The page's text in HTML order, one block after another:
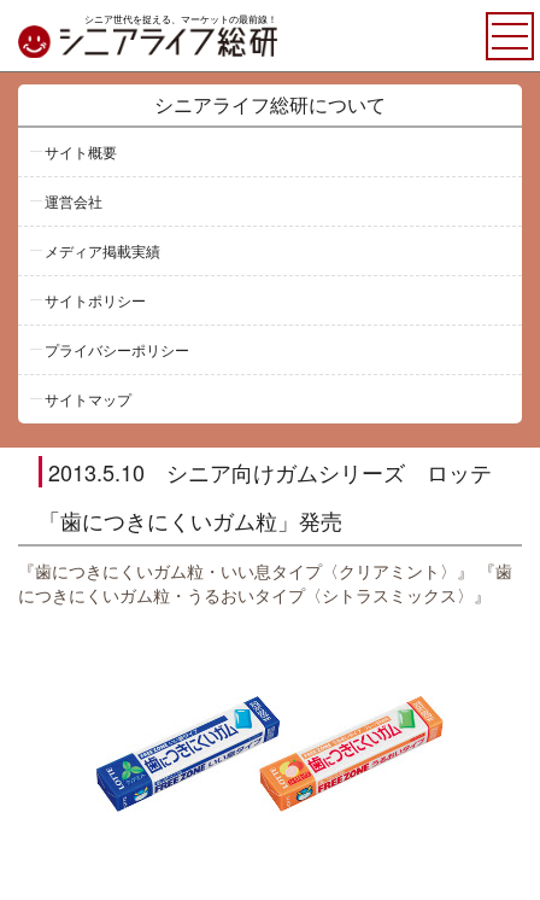
シニア世代を捉える、マーケットの最前線！
HOME
シニアライフ総研について
サイト概要
運営会社
メディア掲載実績
サイトポリシー
プライバシーポリシー
サイトマップ
2013.5.10 シニア向けガムシリーズ ロッテ
「歯につきにくいガム粒」発売
『歯につきにくいガム粒・いい息タイプ〈クリアミント〉』 『歯
につきにくいガム粒・うるおいタイプ〈シトラスミックス〉』